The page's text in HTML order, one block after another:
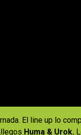
El line up lo
Huma & Urok.